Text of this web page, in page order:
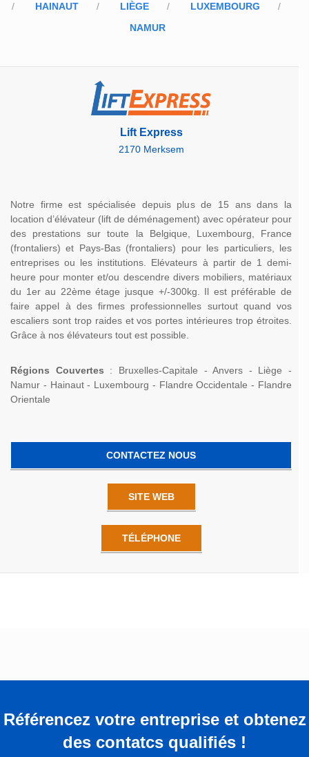
HAINAUT
LIÈGE
LUXEMBOURG
NAMUR
Lift Express
2170 Merksem
Notre firme est spécialisée depuis plus de 15 ans dans la
location d’élévateur (lift de déménagement) avec opérateur pour
des prestations sur toute la Belgique, Luxembourg, France
(frontaliers) et Pays-Bas (frontaliers) pour les particuliers, les
entreprises ou les institutions. Elévateurs à partir de 1 demi-
heure pour monter et/ou descendre divers mobiliers, matériaux
du 1er au 22ème étage jusque +/-300kg. Il est préférable de
faire appel à des firmes professionnelles surtout quand vos
escaliers sont trop raides et vos portes intérieures trop étroites.
Grâce à nos élévateurs tout est possible.
Régions Couvertes : Bruxelles-Capitale - Anvers - Liège -
Namur - Hainaut - Luxembourg - Flandre Occidentale - Flandre
Orientale
CONTACTEZ NOUS
SITE WEB
TÉLÉPHONE
Référencez votre entreprise et obtenez
des contatcs qualifiés !